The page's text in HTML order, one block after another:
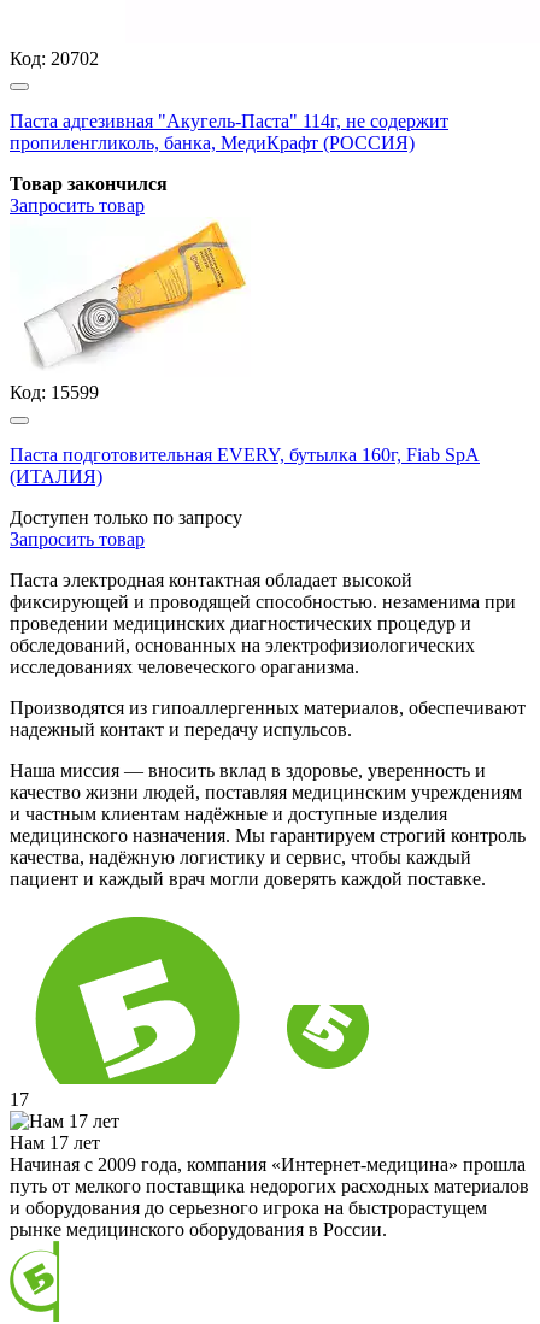
Код: 20702
Паста адгезивная "Акугель-Паста" 114г, не содержит
пропиленгликоль, банка, МедиКрафт (РОССИЯ)
Товар закончился
Запросить товар
Код: 15599
Паста подготовительная EVERY, бутылка 160г, Fiab SpA
(ИТАЛИЯ)
Доступен только по запросу
Запросить товар
Паста электродная контактная обладает высокой
фиксирующей и проводящей способностью. незаменима при
проведении медицинских диагностических процедур и
обследований, основанных на электрофизиологических
исследованиях человеческого ораганизма.
Производятся из гипоаллергенных материалов, обеспечивают
надежный контакт и передачу испульсов.
Наша миссия — вносить вклад в здоровье, уверенность и
качество жизни людей, поставляя медицинским учреждениям
и частным клиентам надёжные и доступные изделия
медицинского назначения. Мы гарантируем строгий контроль
качества, надёжную логистику и сервис, чтобы каждый
пациент и каждый врач могли доверять каждой поставке.
17
Нам 17 лет
Начиная с 2009 года, компания «Интернет-медицина» прошла
путь от мелкого поставщика недорогих расходных материалов
и оборудования до серьезного игрока на быстрорастущем
рынке медицинского оборудования в России.